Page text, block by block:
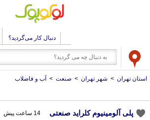
دنبال کار می‌گردید؟
استان تهران > شهر تهران > صنعت > آب و فاضلاب
پلی آلومینیوم کلراید صنعتی 14 ساعت پیش